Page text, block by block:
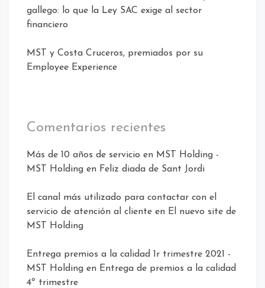
gallego: lo que la Ley SAC exige al sector
financiero
MST y Costa Cruceros, premiados por su
Employee Experience
Comentarios recientes
Más de 10 años de servicio en MST Holding -
MST Holding en Feliz diada de Sant Jordi
El canal más utilizado para contactar con el
servicio de atención al cliente en El nuevo site de
MST Holding
Entrega premios a la calidad 1r trimestre 2021 -
MST Holding en Entrega de premios a la calidad
4º trimestre